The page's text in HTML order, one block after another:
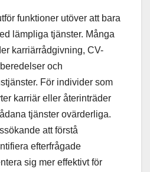
funktioner utöver att bara
lämpliga tjänster. Många
karriärrådgivning, CV-
och
För individer som
karriär eller återinträder
tjänster ovärderliga.
att förstå
efterfrågade
sig mer effektivt för